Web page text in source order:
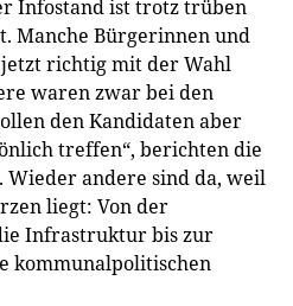
Infostand ist trotz trüben
Manche Bürgerinnen und
richtig mit der Wahl
waren zwar bei den
den Kandidaten aber
treffen“, berichten die
Wieder andere sind da, weil
liegt: Von der
Infrastruktur bis zur
kommunalpolitischen